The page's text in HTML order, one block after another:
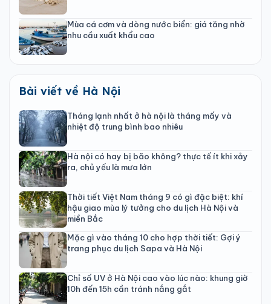
Mùa cá cơm và dòng nước biển: giá tăng nhờ
nhu cầu xuất khẩu cao
Bài viết về Hà Nội
Tháng lạnh nhất ở hà nội là tháng mấy và
nhiệt độ trung bình bao nhiêu
Hà nội có hay bị bão không? thực tế ít khi xảy
ra, chủ yếu là mưa lớn
Thời tiết Việt Nam tháng 9 có gì đặc biệt: khí
hậu giao mùa lý tưởng cho du lịch Hà Nội và
miền Bắc
Mặc gì vào tháng 10 cho hợp thời tiết: Gợi ý
trang phục du lịch Sapa và Hà Nội
Chỉ số UV ở Hà Nội cao vào lúc nào: khung giờ
10h đến 15h cần tránh nắng gắt